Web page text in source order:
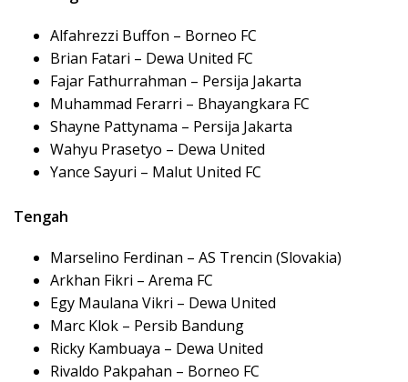
Alfahrezzi Buffon – Borneo FC
Brian Fatari – Dewa United FC
Fajar Fathurrahman – Persija Jakarta
Muhammad Ferarri – Bhayangkara FC
Shayne Pattynama – Persija Jakarta
Wahyu Prasetyo – Dewa United
Yance Sayuri – Malut United FC
Tengah
Marselino Ferdinan – AS Trencin (Slovakia)
Arkhan Fikri – Arema FC
Egy Maulana Vikri – Dewa United
Marc Klok – Persib Bandung
Ricky Kambuaya – Dewa United
Rivaldo Pakpahan – Borneo FC